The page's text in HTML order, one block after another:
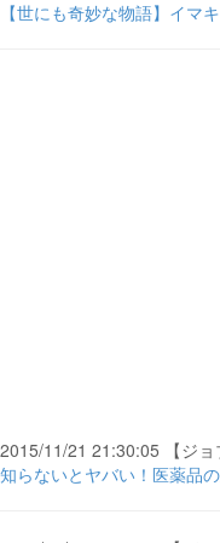
【世にも奇妙な物語】イ
2015/11/21 21:30:05 【ジョ
知らないとヤバい！医薬品